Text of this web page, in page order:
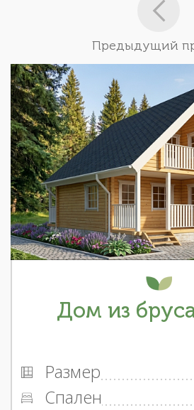
Предыдущий
Дом из
Размер
Спален